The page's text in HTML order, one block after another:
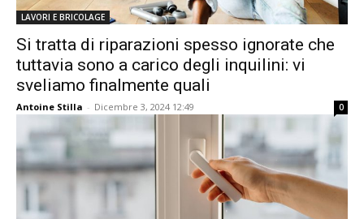
LAVORI E BRICOLAGE
Si tratta di riparazioni spesso ignorate che
tuttavia sono a carico degli inquilini: vi
sveliamo finalmente quali
Antoine Stilla - Dicembre 3, 2024 12:49 0